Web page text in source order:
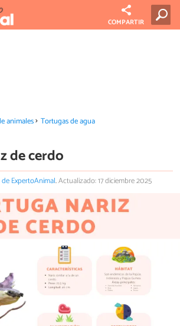
COMPARTIR
animales Tortugas de agua
de cerdo
ExpertoAnimal.Actualizado: 17 diciembre 2025